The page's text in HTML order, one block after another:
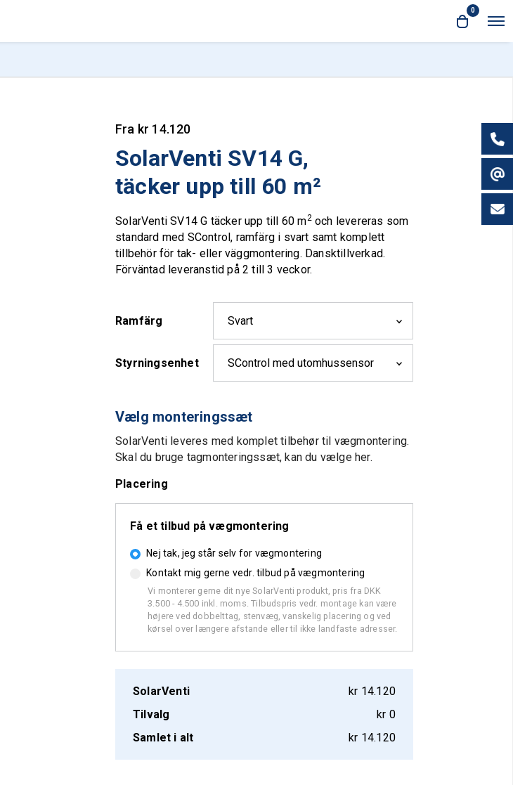
O
p
0
O
e
Fra kr 14.120
SolarVenti SV14 G,
täcker upp till 60 m²
SolarVenti SV14 G täcker upp till 60 m2och levereras som
standard med SControl, ramfärg i svart samt komplett
tillbehör för tak- eller väggmontering. Dansktillverkad.
Förväntad leveranstid på 2 till 3 veckor.
Ramfärg
Styrningsenhet
SolarVenti leveres med komplet tilbehør til vægmontering.
Skal du bruge tagmonteringssæt, kan du vælge her.
Placering
Få et tilbud på vægmontering
Nej tak, jeg står selv for vægmontering
Kontakt mig gerne vedr. tilbud på vægmontering
Vi monterer gerne dit nye SolarVenti produkt, pris fra DKK
3.500 - 4.500 inkl. moms. Tilbudspris vedr. montage kan være
højere ved dobbelttag, stenvæg, vanskelig placering og ved
kørsel over længere afstande eller til ikke landfaste adresser.
SolarVenti kr 14.120
Tilvalg
kr 0
Samlet i alt
kr 14.120